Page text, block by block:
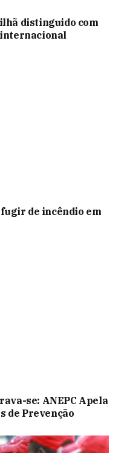
distinguido com
internacional
de incêndio em
se: ANEPC Apela
de Prevenção